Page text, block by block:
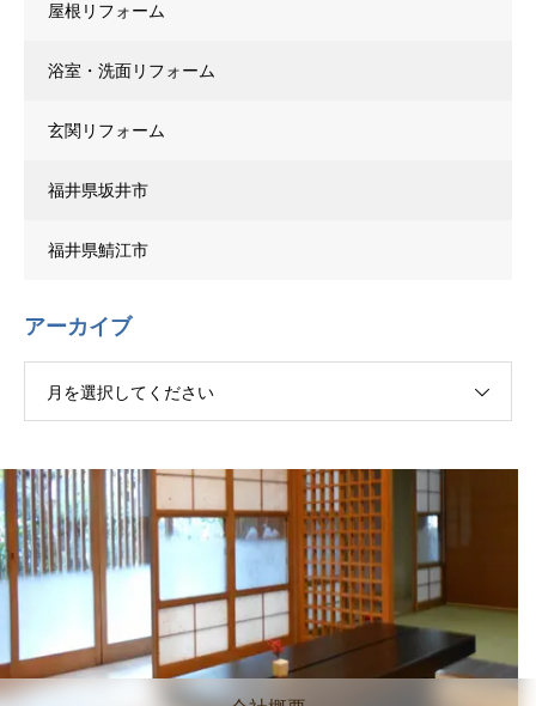
屋根リフォーム
浴室・洗面リフォーム
玄関リフォーム
福井県坂井市
福井県鯖江市
アーカイブ
月を選択してください